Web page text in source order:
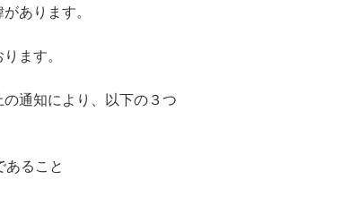
あります。
ます。
通知により、以下の３つ
ること